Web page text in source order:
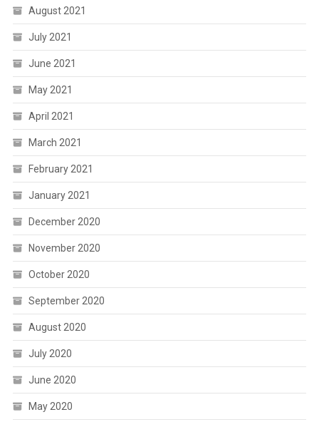
August 2021
July 2021
June 2021
May 2021
April 2021
March 2021
February 2021
January 2021
December 2020
November 2020
October 2020
September 2020
August 2020
July 2020
June 2020
May 2020